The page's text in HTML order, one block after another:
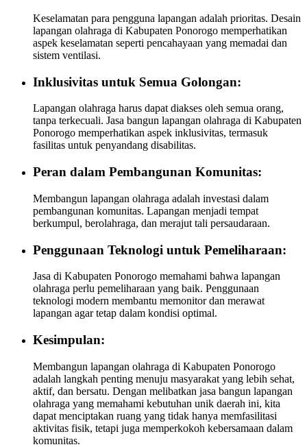
Keselamatan para pengguna lapangan adalah prioritas. Desain
lapangan olahraga di Kabupaten Ponorogo memperhatikan
aspek keselamatan seperti pencahayaan yang memadai dan
sistem ventilasi.
Inklusivitas untuk Semua Golongan:
Lapangan olahraga harus dapat diakses oleh semua orang,
tanpa terkecuali. Jasa bangun lapangan olahraga di Kabupaten
Ponorogo memperhatikan aspek inklusivitas, termasuk
fasilitas untuk penyandang disabilitas.
Peran dalam Pembangunan Komunitas:
Membangun lapangan olahraga adalah investasi dalam
pembangunan komunitas. Lapangan menjadi tempat
berkumpul, berolahraga, dan merajut tali persaudaraan.
Penggunaan Teknologi untuk Pemeliharaan:
Jasa di Kabupaten Ponorogo memahami bahwa lapangan
olahraga perlu pemeliharaan yang baik. Penggunaan
teknologi modern membantu memonitor dan merawat
lapangan agar tetap dalam kondisi optimal.
Kesimpulan:
Membangun lapangan olahraga di Kabupaten Ponorogo
adalah langkah penting menuju masyarakat yang lebih sehat,
aktif, dan bersatu. Dengan melibatkan jasa bangun lapangan
olahraga yang memahami kebutuhan unik daerah ini, kita
dapat menciptakan ruang yang tidak hanya memfasilitasi
aktivitas fisik, tetapi juga memperkokoh kebersamaan dalam
komunitas.